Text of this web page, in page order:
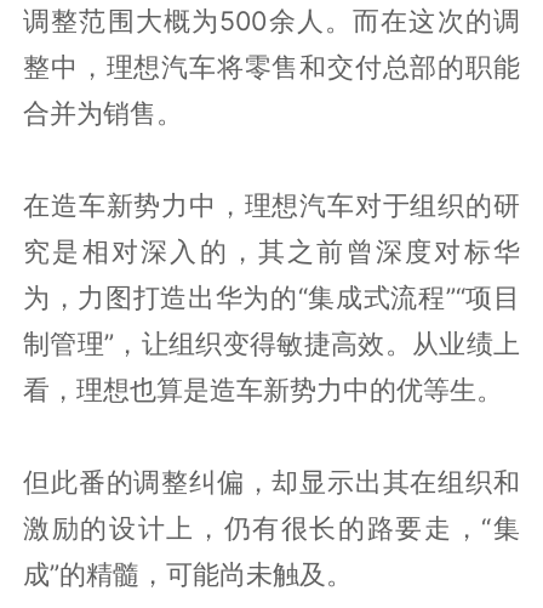
调整范围大概为500余人。而在这次的调
整中，理想汽车将零售和交付总部的职能
合并为销售。
在造车新势力中，理想汽车对于组织的研
究是相对深入的，其之前曾深度对标华
为，力图打造出华为的“集成式流程”“项目
制管理”，让组织变得敏捷高效。从业绩上
看，理想也算是造车新势力中的优等生。
但此番的调整纠偏，却显示出其在组织和
激励的设计上，仍有很长的路要走，“集
成”的精髓，可能尚未触及。